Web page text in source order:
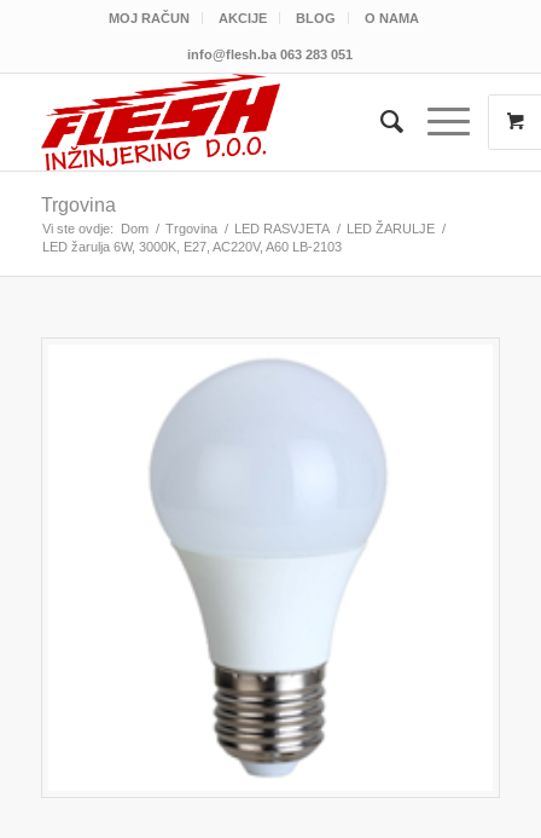
MOJ RAČUN AKCIJE BLOG O NAMA
info@flesh.ba 063 283 051
Trgovina
Vi ste ovdje: Dom / Trgovina / LED RASVJETA / LED ŽARULJE /
LED žarulja 6W, 3000K, E27, AC220V, A60 LB-2103